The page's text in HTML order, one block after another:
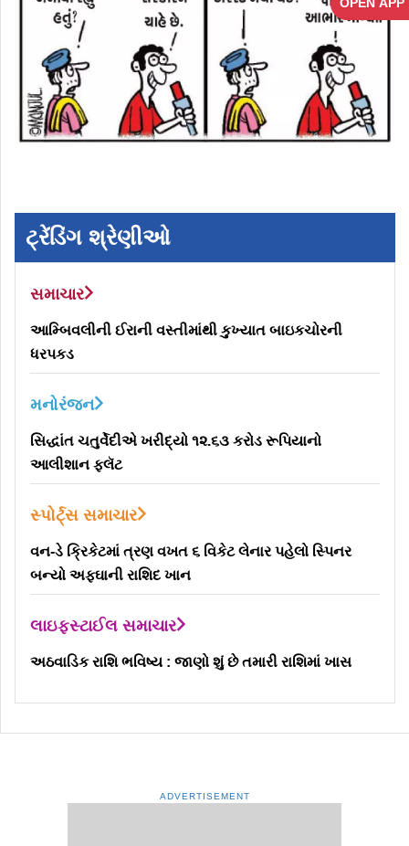
ટ્રેંડિંગ શ્રેણીઓ
સમાચાર
આમ્બિવલીની ઈરાની વસ્તીમાંથી કુખ્યાત બાઇકચોરની
ધરપકડ
મનોરંજન
સિદ્ધાંત ચતુર્વેદીએ ખરીદ્યો ૧૨.૬૩ કરોડ રૂપિયાનો
આલીશાન ફ્લૅટ
સ્પોર્ટ્સ સમાચાર
વન-ડે ક્રિકેટમાં ત્રણ વખત ૬ વિકેટ લેનાર પહેલો સ્પિનર
બન્યો અફઘાની રાશિદ ખાન
લાઇફસ્ટાઈલ સમાચાર
અઠવાડિક રાશિ ભવિષ્ય : જાણો શું છે તમારી રાશિમાં ખાસ
ADVERTISEMENT